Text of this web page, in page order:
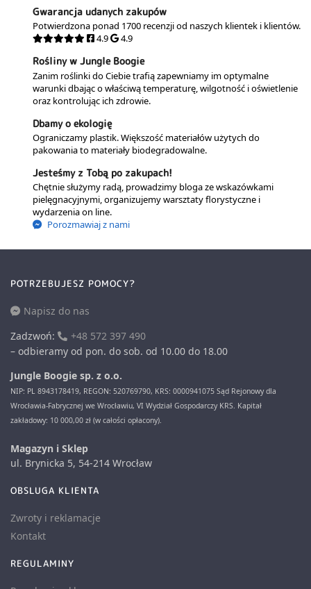
Gwarancja udanych zakupów
Potwierdzona ponad 1700 recenzji od naszych klientek i klientów.
4.9
4.9
Rośliny w Jungle Boogie
Zanim roślinki do Ciebie trafią zapewniamy im optymalne
warunki dbając o właściwą temperaturę, wilgotność i oświetlenie
oraz kontrolując ich zdrowie.
Dbamy o ekologię
Ograniczamy plastik. Większość materiałów użytych do
pakowania to materiały biodegradowalne.
Jesteśmy z Tobą po zakupach!
Chętnie służymy radą, prowadzimy bloga ze wskazówkami
pielęgnacyjnymi, organizujemy warsztaty florystyczne i
wydarzenia on line.
Porozmawiaj z nami
POTRZEBUJESZ POMOCY?
Napisz do nas
Zadzwoń:
+48 572 397 490
– odbieramy od pon. do sob. od 10.00 do 18.00
Jungle Boogie sp. z o.o.
NIP: PL 8943178419, REGON: 520769790, KRS: 0000941075 Sąd Rejonowy dla
Wrocławia-Fabrycznej we Wrocławiu, VI Wydział Gospodarczy KRS. Kapitał
zakładowy: 10 000,00 zł (w całości opłacony).
Magazyn i Sklep
ul. Brynicka 5, 54-214 Wrocław
OBSLUGA KLIENTA
Zwroty i reklamacje
Kontakt
REGULAMINY